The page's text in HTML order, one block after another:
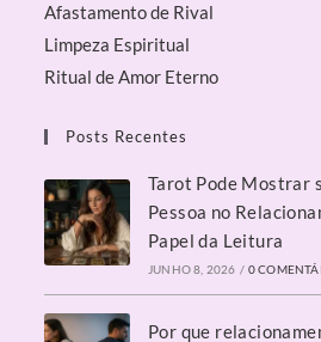
Afastamento de Rival
Limpeza Espiritual
Ritual de Amor Eterno
Posts Recentes
Tarot Pode Mostrar
Pessoa no
Papel da Leitura
JUNHO 8, 2026 / 0
Por que